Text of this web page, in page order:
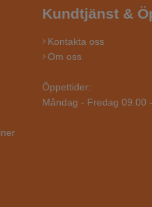
Kundtjänst &
Kontakta oss
Om oss
Öppettider:
Måndag - Fredag 09.00